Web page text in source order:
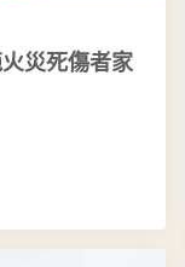
災死傷者家